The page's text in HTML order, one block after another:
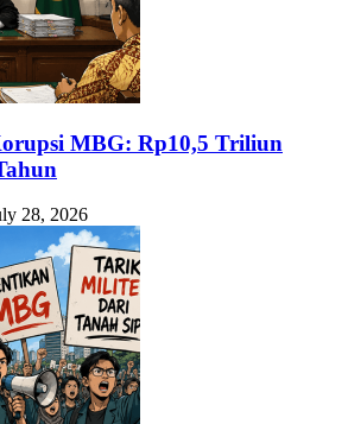
MBG: Rp10,5 Triliun
28, 2026